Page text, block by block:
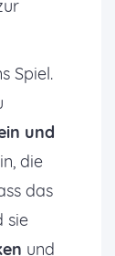
Spiel.
und
die
das
sie
und